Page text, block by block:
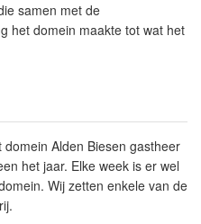
samen met de
het domein maakte tot wat het
Alden Biesen gastheer
het jaar. Elke week is er wel
Wij zetten enkele van de